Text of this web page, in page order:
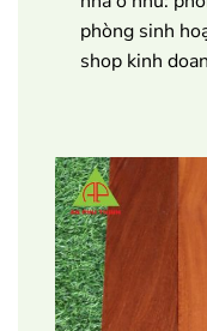
phòng sinh
shop kinh